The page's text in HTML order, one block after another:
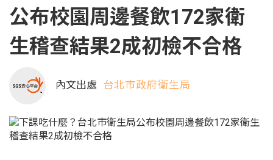
公布校園周邊餐飲172家衛
生稽查結果2成初檢不合格
內文出處 台北市政府衛生局